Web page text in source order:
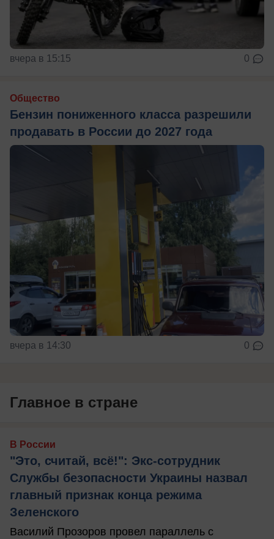
вчера в 15:15 0
Общество
Бензин пониженного класса разрешили
продавать в России до 2027 года
вчера в 14:30 0
Главное в стране
В России
"Это, считай, всё!": Экс-сотрудник
Службы безопасности Украины назвал
главный признак конца режима
Зеленского
Василий Прозоров провел параллель с